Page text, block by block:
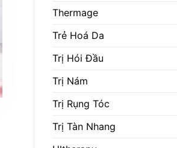
Thermage
Trẻ Hoá Da
Trị Hói Đầu
Trị Nám
Trị Rụng Tóc
Trị Tàn Nhang